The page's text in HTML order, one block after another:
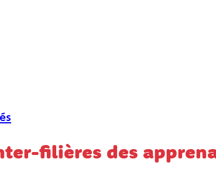
filières des